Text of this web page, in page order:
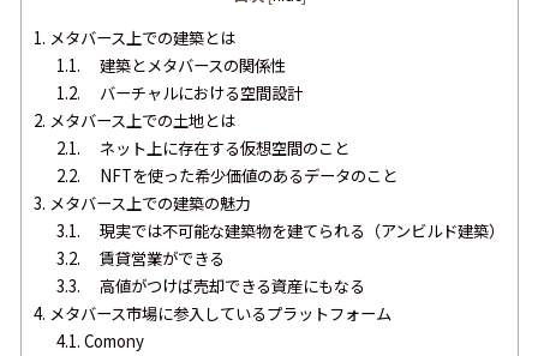
1. メタバース上での建築とは
1.1. 建築とメタバースの関係性
1.2. バーチャルにおける空間設計
2. メタバース上での土地とは
2.1. ネット上に存在する仮想空間のこと
2.2. NFTを使った希少価値のあるデータのこと
3. メタバース上での建築の魅力
3.1. 現実では不可能な建築物を建てられる（アンビルド建築）
3.2. 賃貸営業ができる
3.3. 高値がつけば売却できる資産にもなる
4. メタバース市場に参入しているプラットフォーム
4.1. Comony